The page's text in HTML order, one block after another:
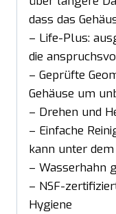
dass das
– Life-Plus:
die
– Geprüfte
Gehäuse um
– Drehen und
– Einfache
kann unter dem
– Wasserhahn
– NSF-
Hygiene